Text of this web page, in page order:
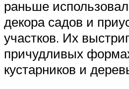
раньше
декора садов и
участков. Их
причудливых
кустарников и